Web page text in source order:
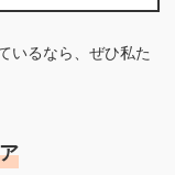
いるなら、ぜひ私た